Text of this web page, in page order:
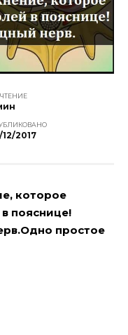
12/2017
которое
пояснице!
простое